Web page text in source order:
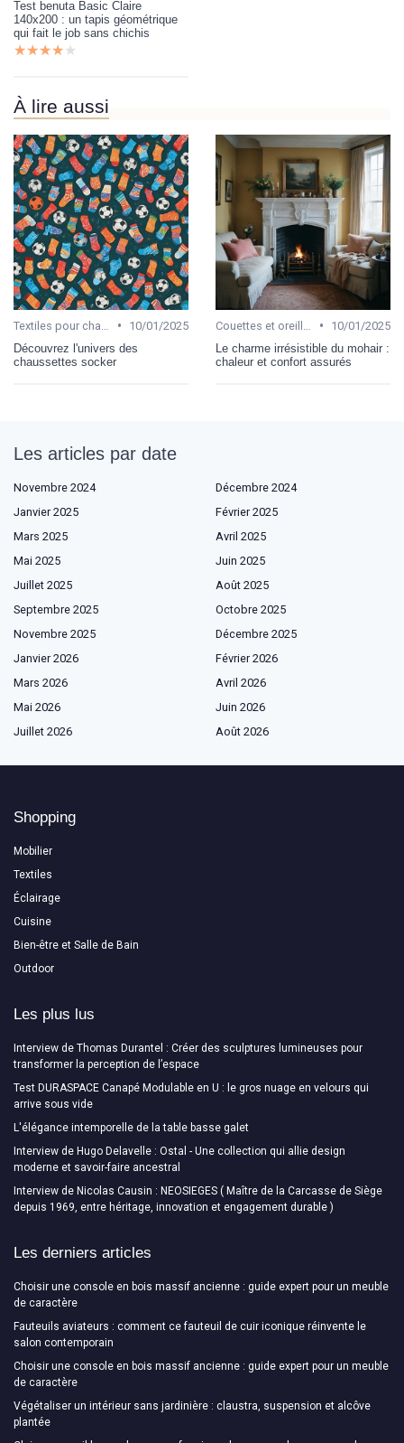
Test benuta Basic Claire
140x200 : un tapis géométrique
qui fait le job sans chichis
★★★★★
★★★★★
À lire aussi
Textiles pour chambre et salon •
10/01/2025
Découvrez l'univers des
chaussettes socker
Couettes et oreillers •
10/01/2025
Le charme irrésistible du mohair :
chaleur et confort assurés
Les articles par date
Novembre 2024
Décembre 2024
Janvier 2025
Février 2025
Mars 2025
Avril 2025
Mai 2025
Juin 2025
Juillet 2025
Août 2025
Septembre 2025
Octobre 2025
Novembre 2025
Décembre 2025
Janvier 2026
Février 2026
Mars 2026
Avril 2026
Mai 2026
Juin 2026
Juillet 2026
Août 2026
Shopping
Mobilier
Textiles
Éclairage
Cuisine
Bien-être et Salle de Bain
Outdoor
Les plus lus
Interview de Thomas Durantel : Créer des sculptures lumineuses pour
transformer la perception de l’espace
Test DURASPACE Canapé Modulable en U : le gros nuage en velours qui
arrive sous vide
L'élégance intemporelle de la table basse galet
Interview de Hugo Delavelle : Ostal - Une collection qui allie design
moderne et savoir-faire ancestral
Interview de Nicolas Causin : NEOSIEGES ( Maître de la Carcasse de Siège
depuis 1969, entre héritage, innovation et engagement durable )
Les derniers articles
Choisir une console en bois massif ancienne : guide expert pour un meuble
de caractère
Fauteuils aviateurs : comment ce fauteuil de cuir iconique réinvente le
salon contemporain
Choisir une console en bois massif ancienne : guide expert pour un meuble
de caractère
Végétaliser un intérieur sans jardinière : claustra, suspension et alcôve
plantée